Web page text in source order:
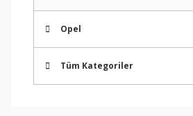
Opel
Tüm Kategoriler